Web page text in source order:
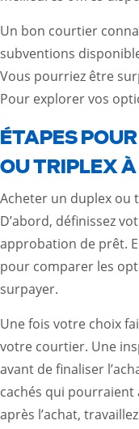
Un bon courtier
subventions
Vous pourriez être
Pour explorer vos
ÉTAPES
OU TRIPLEX
Acheter un duplex ou
D’abord, définissez
approbation de prêt.
pour comparer les
surpayer.
Une fois votre choix
votre courtier. Une
avant de finaliser
cachés qui pourraient
après l’achat,